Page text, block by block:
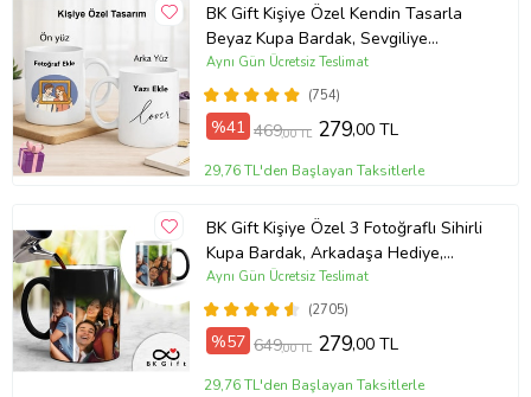
BK Gift Kişiye Özel Kendin Tasarla
Beyaz Kupa Bardak, Sevgiliye
Hediye, Arkadaşa Hediye, Doğum
Günü Hediyesi(754)
Aynı Gün Ücretsiz Teslimat
%41 469,00 TL 279,00 TL
29,76 TL'den Başlayan Taksitlerle
BK Gift Kişiye Özel 3 Fotoğraflı Sihirli
Kupa Bardak, Arkadaşa Hediye,
Sevgiliye Hediye
(2705)
Aynı Gün Ücretsiz Teslimat
%57 649,00 TL 279,00 TL
29,76 TL'den Başlayan Taksitlerle